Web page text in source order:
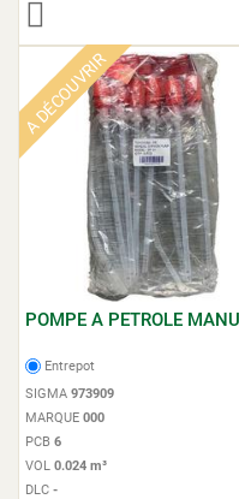
A DÉCOUVRIR
POMPE A PETROLE
Entrepot
SIGMA 973909
MARQUE 000
PCB 6
VOL 0.024 m³
DLC -